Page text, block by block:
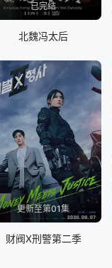
已完结
北魏冯太后
更新至第01集
财阀X刑警第二季